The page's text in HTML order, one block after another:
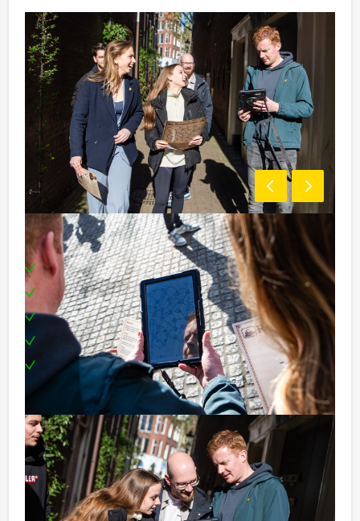
Inclusief:
Tablets
Enthousiaste begeleiding
Uitgebreid diner in drie verschillende restaurants
Een leuke prijs voor het winnende team
Te boeken op de door jullie gewenste dag en
tijdstip!
Reservering voor kleinere groepen:
Komen jullie niet aan het minimale aantal deelnemers
voor dit groepsuitje van Venlo Evenementen? Als je
bereid bent voor het minimale aantal te betalen, kan je
ook gewoon voor minder personen boeken.